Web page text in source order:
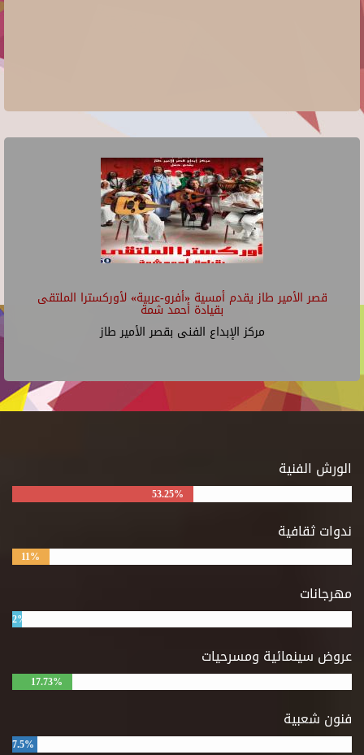
قصر الأمير طاز يقدم أمسية «أفرو-عربية» لأوركسترا الملتقى
بقيادة أحمد شمة
مركز الإبداع الفنى بقصر الأمير طاز
الورش الفنية
53.25%
ندوات ثقافية
11%
مهرجانات
2%
عروض سينمائية ومسرحيات
17.73%
فنون شعبية
7.5%